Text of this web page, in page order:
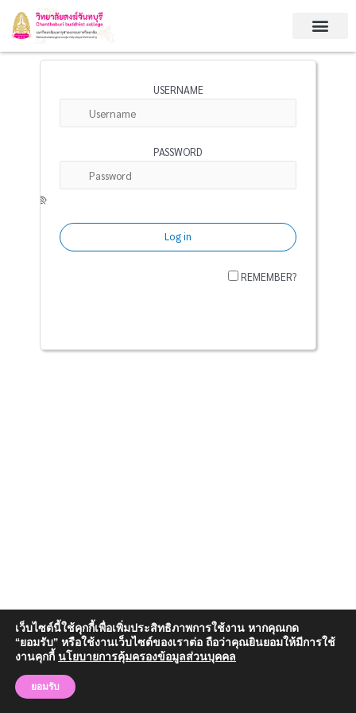
content
USERNAME
PASSWORD
REMEMBER?
Copyright © 2024 วิทยาลัยสงฆ์จันทบุรี | มหาวิทยาลัยมหาจุฬาลงกรณราช
เว็บไซต์นี้ใช้คุกกี้เพื่อเพิ่มประสิทธิภาพการใช้งาน หากคุณกด
“ยอมรับ” หรือใช้งานเว็บไซต์ของเราต่อ ถือว่าคุณยินยอมให้มีการใช้
งานคุกกี้ นโยบายการคุ้มครองข้อมูลส่วนบุคคล
ยอมรับ